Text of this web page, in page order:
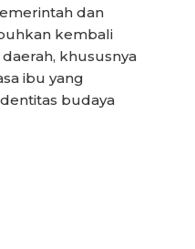
dan
kembali
khususnya
ibu yang
budaya